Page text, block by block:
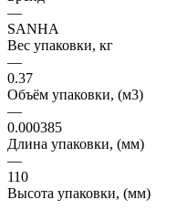
—
SANHA
Вес упаковки, кг
—
0.37
Объём упаковки, (м3)
—
0.000385
Длина упаковки, (мм)
—
110
Высота упаковки, (мм)